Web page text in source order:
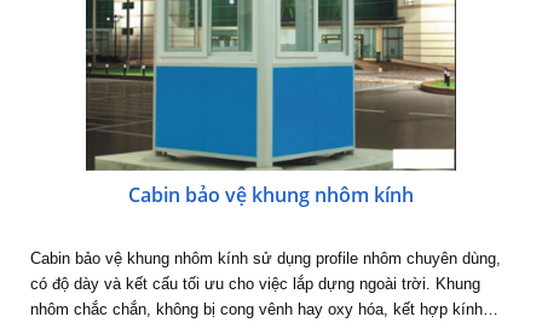
Cabin bảo vệ khung nhôm kính
Cabin bảo vệ khung nhôm kính sử dụng profile nhôm chuyên dùng,
có độ dày và kết cấu tối ưu cho việc lắp dựng ngoài trời. Khung
nhôm chắc chắn, không bị cong vênh hay oxy hóa, kết hợp kính…